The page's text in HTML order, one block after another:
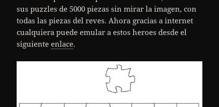
sus puzzles de 5000 piezas sin mirar la imagen, con
todas las piezas del reves. Ahora gracias a internet
cualquiera puede emular a estos heroes desde el
siguienteenlace.